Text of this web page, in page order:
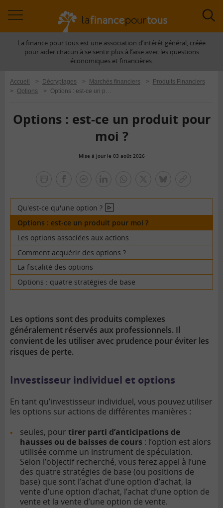
àLa finance pour tous est une association d’intérêt général, créée
pour aider chacun à se sentir plus à l’aise avec les questions
économiques et financières.
Accueil > Décryptages > Marchés financiers >
Produits Financiers
>
Options > Options : est-ce un produit pour moi ?
Options : est-ce un produit pour
moi ?
Mise à jour le 03 août 2026
tous
Qu'est-ce qu'une option ?En
vidéo
Options : est-ce un produit pour moi ?
Les options associées aux actions
Comment acquérir des options ?
La fiscalité des options
Options : quatre stratégies de base
Les options sont des produits complexes
généralement réservés aux professionnels. Il
convient de les utiliser avec prudence pour éviter les
risques de perte.
Investisseur individuel et options
En tant qu’investisseur individuel, vous pouvez utiliser
les options sur actions de différentes manières :
seules, pour tirer parti d’anticipations de
hausses ou de baisses de cours : l’option est alors
utilisée comme un instrument de spéculation.
Selon l’objectif recherché, vous ferez appel à l’une
des quatre stratégies de base (ou positions de
base) que sont l’achat d’une option d’achat, la
vente d’une option d’achat, l’achat d’une option de
vente et la vente d’une option de vente.